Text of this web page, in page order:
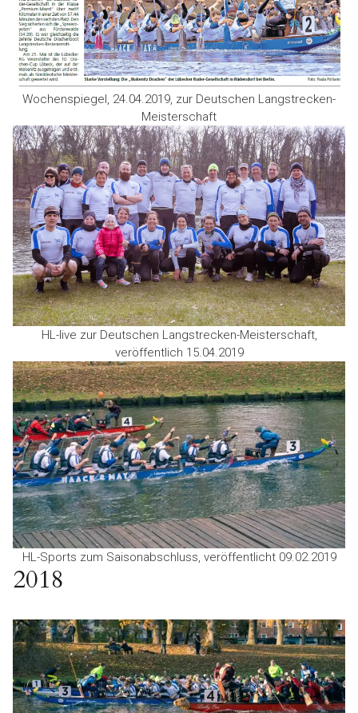
Wochenspiegel, 24.04.2019, zur Deutschen Langstrecken-
Meisterschaft
HL-live zur Deutschen Langstrecken-Meisterschaft,
veröffentlich 15.04.2019
HL-Sports zum Saisonabschluss, veröffentlicht 09.02.2019
2018